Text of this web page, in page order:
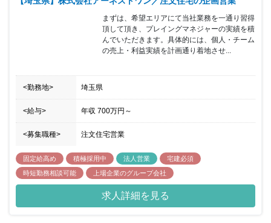
まずは、希望エリアにて当社業務を一通り習得
頂して頂き、プレイングマネジャーの実績を積
んでいただきます。具体的には、個人・チーム
の売上・利益実績を計画通り着地させ...
<勤務地> 埼玉県
<給与> 年収 700万円 ～
<募集職種> 注文住宅営業
固定給高め 積極採用中 法人営業
宅建必須
時短勤務相談可能
上場企業のグループ会社
求人詳細を見る